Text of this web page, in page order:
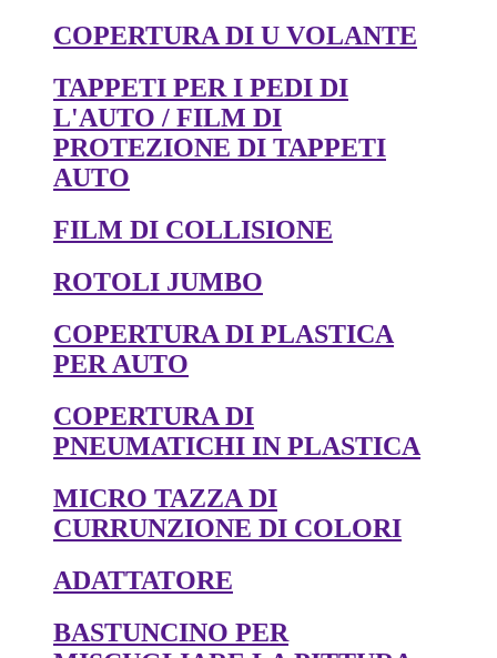
COPERTURA DI U VOLANTE
TAPPETI PER I PEDI DI
L'AUTO / FILM DI
PROTEZIONE DI TAPPETI
AUTO
FILM DI COLLISIONE
ROTOLI JUMBO
COPERTURA DI PLASTICA
PER AUTO
COPERTURA DI
PNEUMATICHI IN PLASTICA
MICRO TAZZA DI
CURRUNZIONE DI COLORI
ADATTATORE
BASTUNCINO PER